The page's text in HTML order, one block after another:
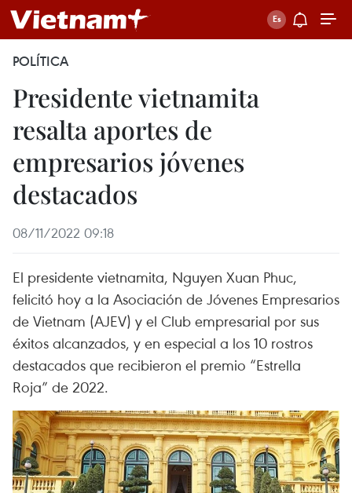
POLÍTICA
Presidente vietnamita
resalta aportes de
empresarios jóvenes
destacados
08/11/2022 09:18
El presidente vietnamita, Nguyen Xuan Phuc,
felicitó hoy a la Asociación de Jóvenes Empresarios
de Vietnam (AJEV) y el Club empresarial por sus
éxitos alcanzados, y en especial a los 10 rostros
destacados que recibieron el premio “Estrella
Roja” de 2022.